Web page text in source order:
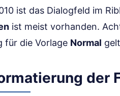
ist das Dialogfeld im
ist meist vorhanden.
für die Vorlage Normal
der